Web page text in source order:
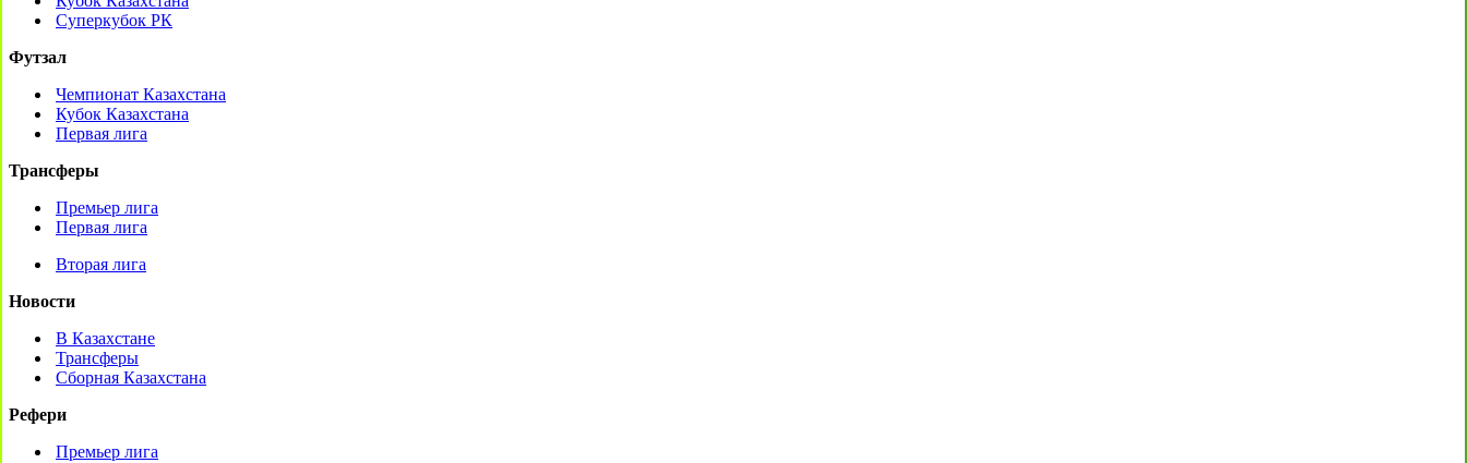
Суперкубок РК
Футзал
Чемпионат Казахстана
Кубок Казахстана
Первая лига
Трансферы
Премьер лига
Первая лига
Вторая лига
Новости
В Казахстане
Трансферы
Сборная Казахстана
Рефери
Премьер лига